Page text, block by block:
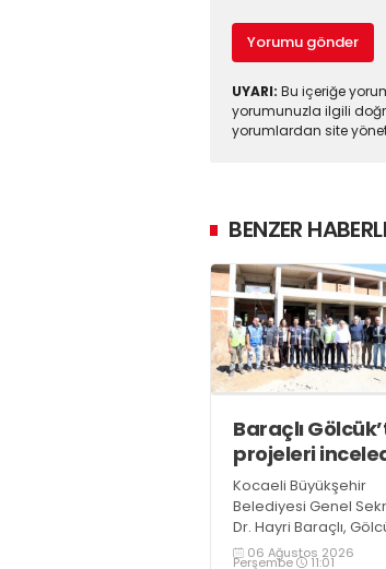
Yorumu gönder
UYARI: Bu içeriğe
yorumunuzla ilgili
yorumlardan site
BENZER
Baraçlı
projeleri
Kocaeli Büyükşehir
Belediyesi Genel
Dr. Hayri Baraçlı,
yapımı devam eden
06 Ağustos 2026
Perşembe 11:01